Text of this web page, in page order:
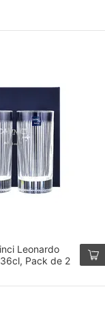
Leonardo
Pack de 2